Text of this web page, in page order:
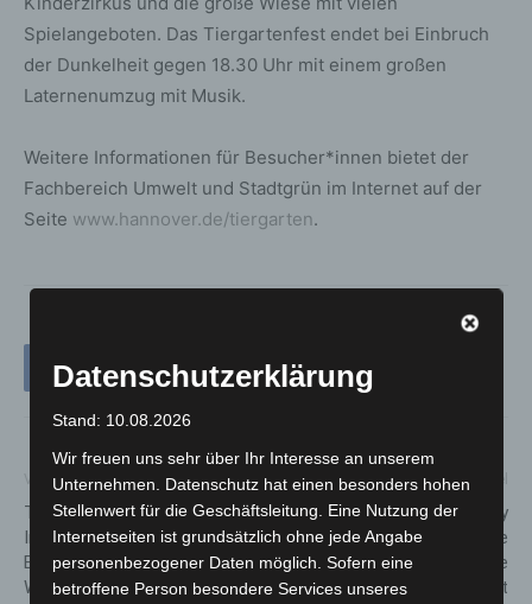
Spielangeboten. Das Tiergartenfest endet bei Einbruch
der Dunkelheit gegen 18.30 Uhr mit einem großen
Laternenumzug mit Musik.
Weitere Informationen für Besucher*innen bietet der
Fachbereich Umwelt und Stadtgrün im Internet auf der
Seite www.hannover.de/tiergarten.
Vorheriger Artikel
Tag der offenen Tür im LAVES
Institut für Bienenkunde Celle:
Einblicke in die faszinierende
Welt der Bienen
Nächster Artikel
Langenhagen und enercity
starten Kommunale
Wärmeplanung für eine
klimaneutrale Zukunft
Datenschutzerklärung
Stand: 10.08.2026
Wir freuen uns sehr über Ihr Interesse an unserem
Unternehmen. Datenschutz hat einen besonders hohen
Stellenwert für die Geschäftsleitung. Eine Nutzung der
Internetseiten ist grundsätzlich ohne jede Angabe
personenbezogener Daten möglich. Sofern eine
betroffene Person besondere Services unseres